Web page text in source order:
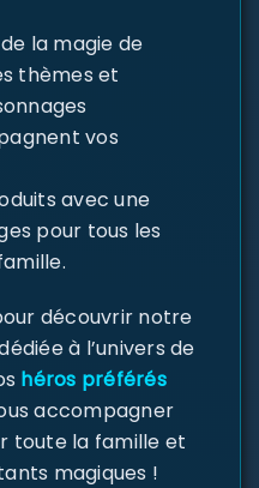
la magie de
thèmes et
vos
avec une
pour tous les
découvrir notre
à l’univers de
héros préférés
accompagner
toute la famille et
magiques !